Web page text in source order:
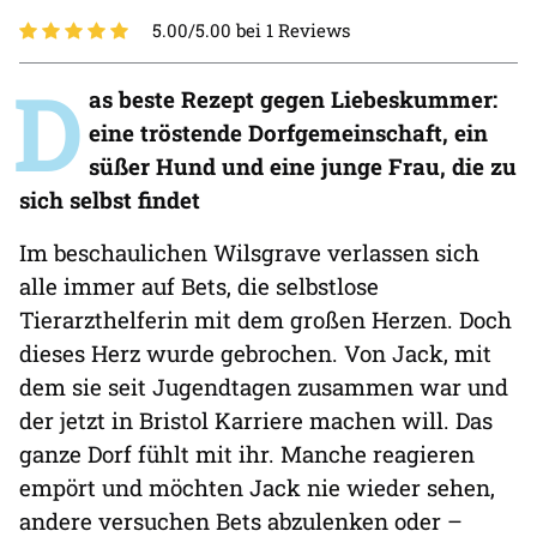
5.00/5.00 bei 1 Reviews
D as beste Rezept gegen Liebeskummer:
eine tröstende Dorfgemeinschaft, ein
süßer Hund und eine junge Frau, die zu
sich selbst findet
Im beschaulichen Wilsgrave verlassen sich
alle immer auf Bets, die selbstlose
Tierarzthelferin mit dem großen Herzen. Doch
dieses Herz wurde gebrochen. Von Jack, mit
dem sie seit Jugendtagen zusammen war und
der jetzt in Bristol Karriere machen will. Das
ganze Dorf fühlt mit ihr. Manche reagieren
empört und möchten Jack nie wieder sehen,
andere versuchen Bets abzulenken oder –